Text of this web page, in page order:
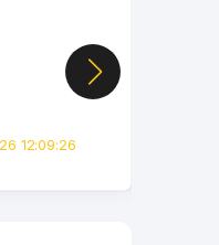
12:09:26